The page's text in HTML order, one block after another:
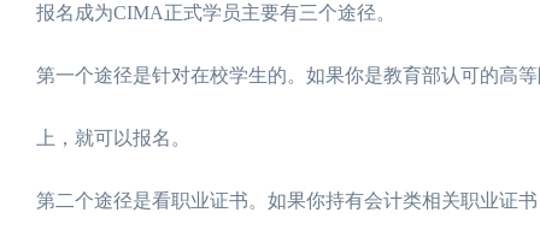
报名成为CIMA正式学员主要有三个途径。
第一个途径是针对在校学生的。如果你是教育部认可的高
上，就可以报名。
第二个途径是看职业证书。如果你持有会计类相关职业证